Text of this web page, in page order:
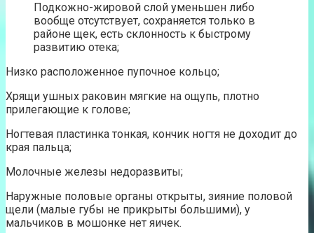
Подкожно-жировой слой уменьшен либо
вообще отсутствует, сохраняется только в
районе щек, есть склонность к быстрому
развитию отека;
Низко расположенное пупочное кольцо;
Хрящи ушных раковин мягкие на ощупь, плотно
прилегающие к голове;
Ногтевая пластинка тонкая, кончик ногтя не доходит до
края пальца;
Молочные железы недоразвиты;
Наружные половые органы открыты, зияние половой
щели (малые губы не прикрыты большими), у
мальчиков в мошонке нет яичек.